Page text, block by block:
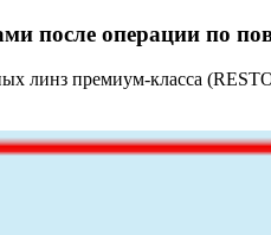
после операции по
линз премиум-класса